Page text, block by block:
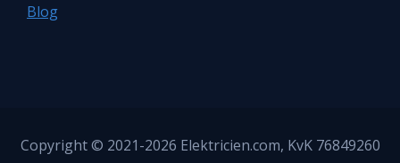
Blog
Copyright © 2021-2026 Elektricien.com, KvK 76849260